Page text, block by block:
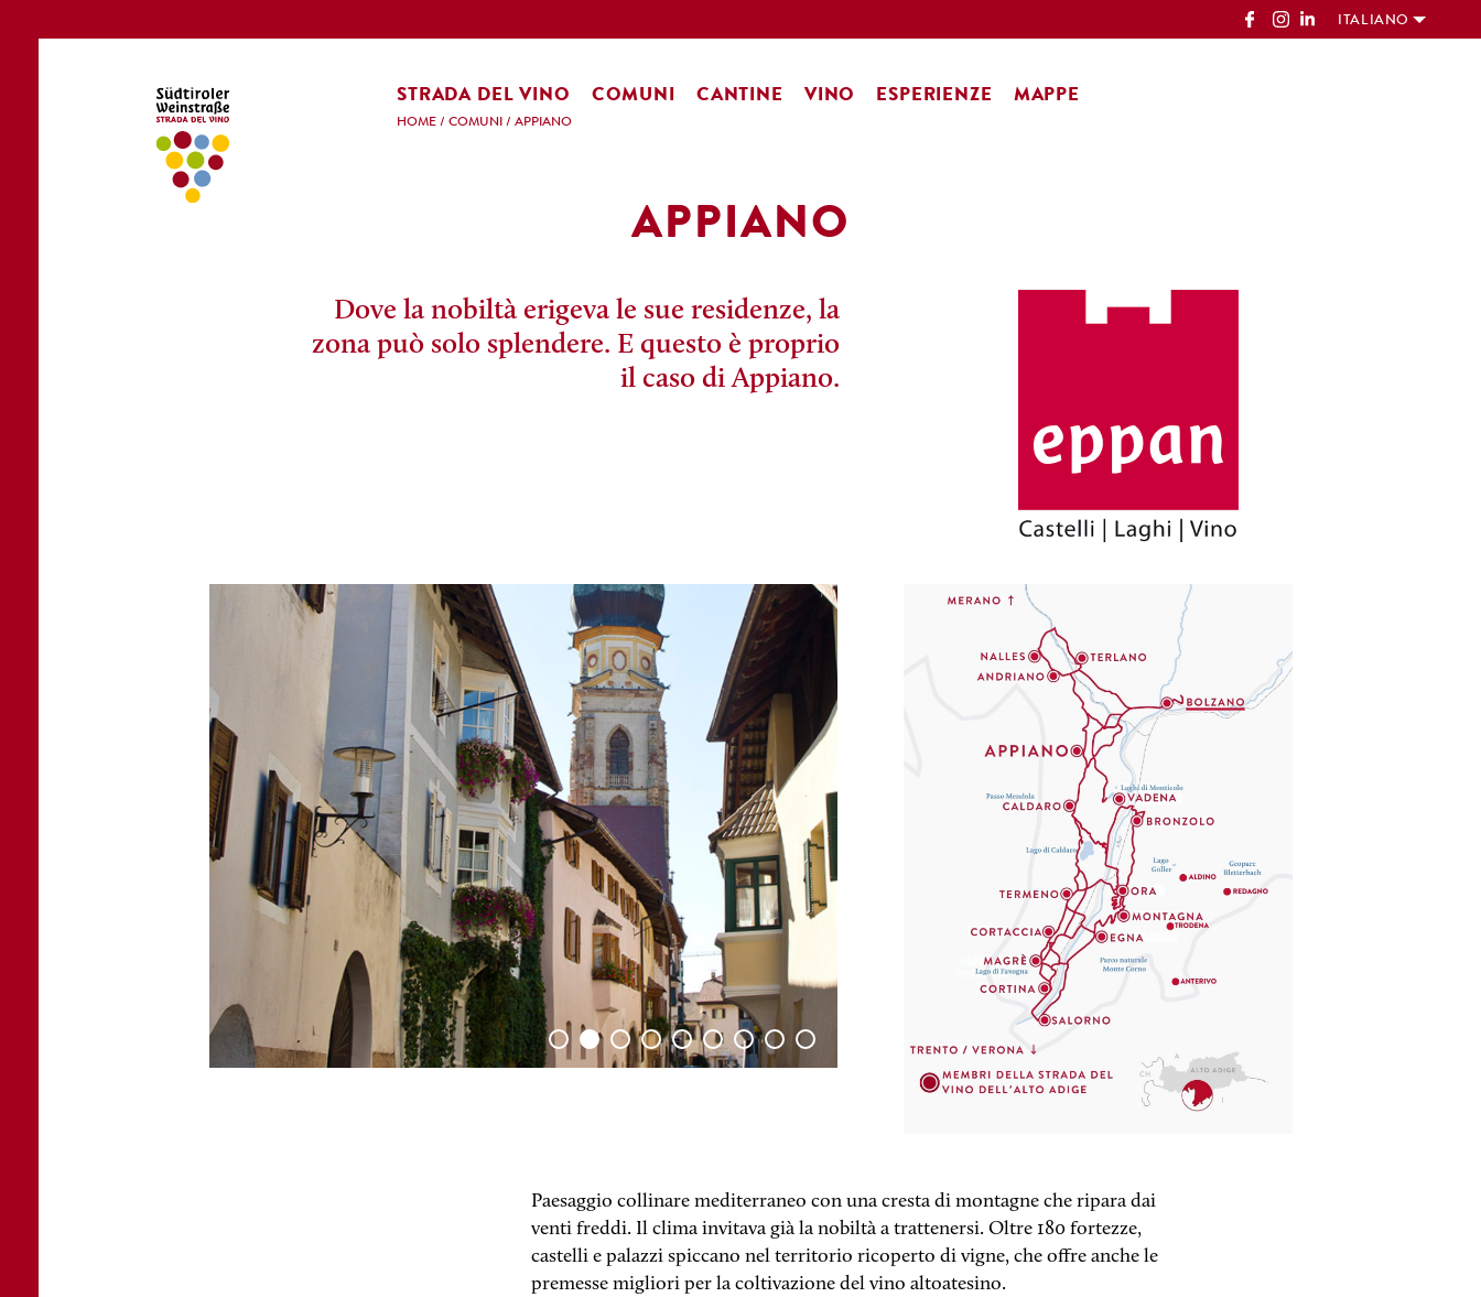
ITALIANO
STRADA DEL VINO COMUNI CANTINE VINO ESPERIENZE MAPPE
HOME / COMUNI / APPIANO
APPIANO
Dove la nobiltà erigeva le sue residenze, la
zona può solo splendere. E questo è proprio
il caso di Appiano.
Paesaggio collinare mediterraneo con una cresta di montagne che ripara dai
venti freddi. Il clima invitava già la nobiltà a trattenersi. Oltre 180 fortezze,
castelli e palazzi spiccano nel territorio ricoperto di vigne, che offre anche le
premesse migliori per la coltivazione del vino altoatesino.